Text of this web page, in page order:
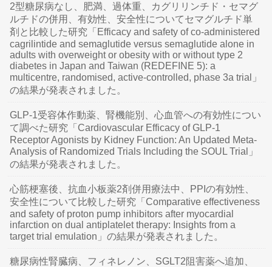
2型糖尿病なし、肥満、過体重、カグリリンチド・セマグ
ルチドの併用、有効性、安全性についてセマグルチド単
剤と比較した研究「Efficacy and safety of co-administered
cagrilintide and semaglutide versus semaglutide alone in
adults with overweight or obesity with or without type 2
diabetes in Japan and Taiwan (REDEFINE 5): a
multicentre, randomised, active-controlled, phase 3a trial」
の結果が発表されました。
GLP-1受容体作動薬、腎機能別、心血管への有効性につい
て調べた研究「Cardiovascular Efficacy of GLP-1
Receptor Agonists by Kidney Function: An Updated Meta-
Analysis of Randomized Trials Including the SOUL Trial」
の結果が発表されました。
心筋梗塞後、抗血小板薬2剤併用療法中、PPIの有効性、
安全性について比較した研究「Comparative effectiveness
and safety of proton pump inhibitors after myocardial
infarction on dual antiplatelet therapy: Insights from a
target trial emulation」の結果が発表されました。
糖尿病性腎臓病、フィネレノン、SGLT2阻害薬へ追加、